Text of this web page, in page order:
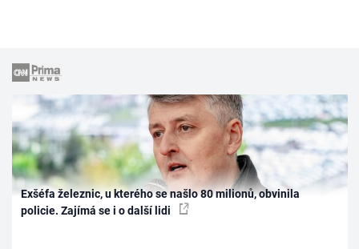
Exšéfa železnic, u kterého se našlo 80 milionů, obvinila
policie. Zajímá se i o další lidi